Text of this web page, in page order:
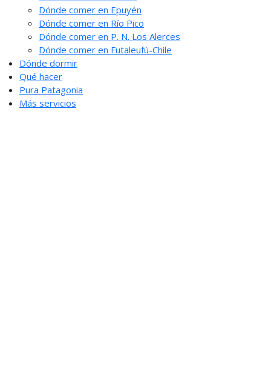
Dónde comer en Epuyén
Dónde comer en Río Pico
Dónde comer en P. N. Los Alerces
Dónde comer en Futaleufú-Chile
Dónde dormir
Qué hacer
Pura Patagonia
Más servicios